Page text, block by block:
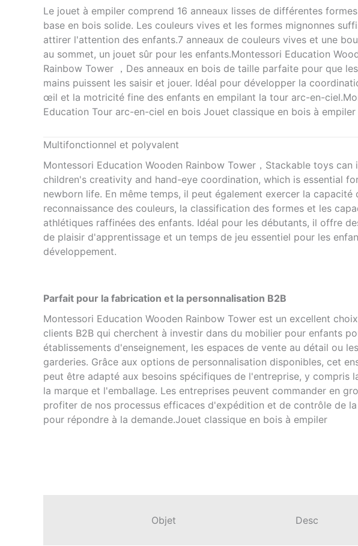
Le jouet à empiler comprend 16 anneaux lisses de différentes
base en bois solide. Les couleurs vives et les formes mignonnes
attirer l'attention des enfants.7 anneaux de couleurs vives et une
au sommet, un jouet sûr pour les enfants.Montessori Education
Rainbow Tower ，Des anneaux en bois de taille parfaite pour que
mains puissent les saisir et jouer. Idéal pour développer la
œil et la motricité fine des enfants en empilant la tour arc-en-
Education Tour arc-en-ciel en bois Jouet classique en bois à empiler
Multifonctionnel et polyvalent
Montessori Education Wooden Rainbow Tower，Stackable toys can
children's creativity and hand-eye coordination, which is essential
newborn life. En même temps, il peut également exercer la capacité
reconnaissance des couleurs, la classification des formes et les
athlétiques raffinées des enfants. Idéal pour les débutants, il offre
de plaisir d'apprentissage et un temps de jeu essentiel pour les
développement.
Parfait pour la fabrication et la personnalisation B2B
Montessori Education Wooden Rainbow Tower est un excellent
clients B2B qui cherchent à investir dans du mobilier pour enfants
établissements d'enseignement, les espaces de vente au détail ou les
garderies. Grâce aux options de personnalisation disponibles, cet
peut être adapté aux besoins spécifiques de l'entreprise, y compris
la marque et l'emballage. Les entreprises peuvent commander en
profiter de nos processus efficaces d'expédition et de contrôle de
pour répondre à la demande.Jouet classique en bois à empiler
Objet Desc